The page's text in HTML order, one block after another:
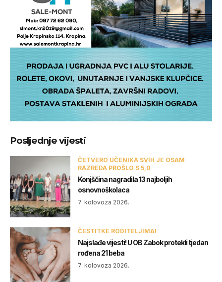
Posljednje vijesti
ČETVERO UČENIKA SVIH JE OSAM
RAZREDA PROŠLO S 5,0
Konjščina nagradila 13 najboljih
osnovnoškolaca
7. kolovoza 2026.
ČESTITKE RODITELJIMA!
Najslađe vijesti! U OB Zabok protekli tjedan
rođena 21 beba
7. kolovoza 2026.